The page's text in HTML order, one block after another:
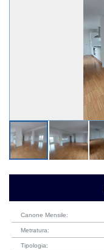
Canone Mensile:
Metratura:
Tipologia: